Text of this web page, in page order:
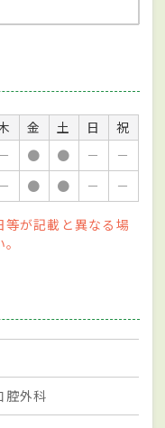
金 土 日
祝
－ ● ● －
－
－ ● ● － －
が記載と異なる場
腔外科